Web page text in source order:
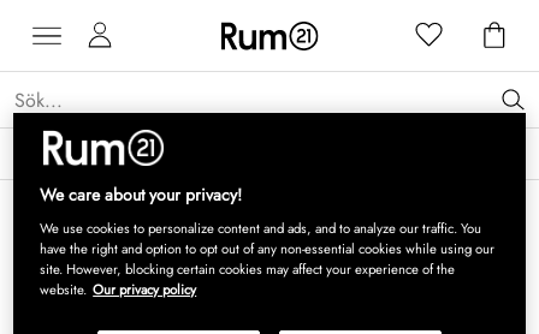
Få 15 % rabatt på Grythyttan Stålmöbler* →
We care about your privacy!
We use cookies to personalize content and ads, and to analyze our traffic. You
have the right and option to opt out of any non-essential cookies while using our
site. However, blocking certain cookies may affect your experience of the
website. Our privacy policy